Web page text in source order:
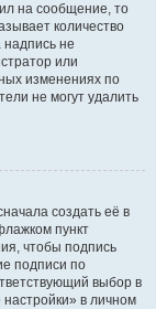
на сообщение, то
количество
надпись не
или
изменениях по
не могут удалить
создать её в
пункт
чтобы подпись
подписи по
выбор в
в личном